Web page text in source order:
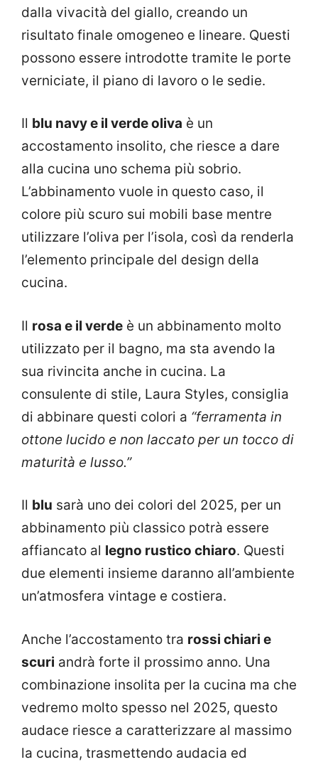
dalla vivacità del giallo, creando un
risultato finale omogeneo e lineare. Questi
possono essere introdotte tramite le porte
verniciate, il piano di lavoro o le sedie.
Il blu navy e il verde oliva è un
accostamento insolito, che riesce a dare
alla cucina uno schema più sobrio.
L’abbinamento vuole in questo caso, il
colore più scuro sui mobili base mentre
utilizzare l’oliva per l’isola, così da renderla
l’elemento principale del design della
cucina.
Il rosa e il verde è un abbinamento molto
utilizzato per il bagno, ma sta avendo la
sua rivincita anche in cucina. La
consulente di stile, Laura Styles, consiglia
di abbinare questi colori a “ferramenta in
ottone lucido e non laccato per un tocco di
maturità e lusso.”
Il blu sarà uno dei colori del 2025, per un
abbinamento più classico potrà essere
affiancato al legno rustico chiaro. Questi
due elementi insieme daranno all’ambiente
un’atmosfera vintage e costiera.
Anche l’accostamento tra rossi chiari e
scuri andrà forte il prossimo anno. Una
combinazione insolita per la cucina ma che
vedremo molto spesso nel 2025, questo
audace riesce a caratterizzare al massimo
la cucina, trasmettendo audacia ed